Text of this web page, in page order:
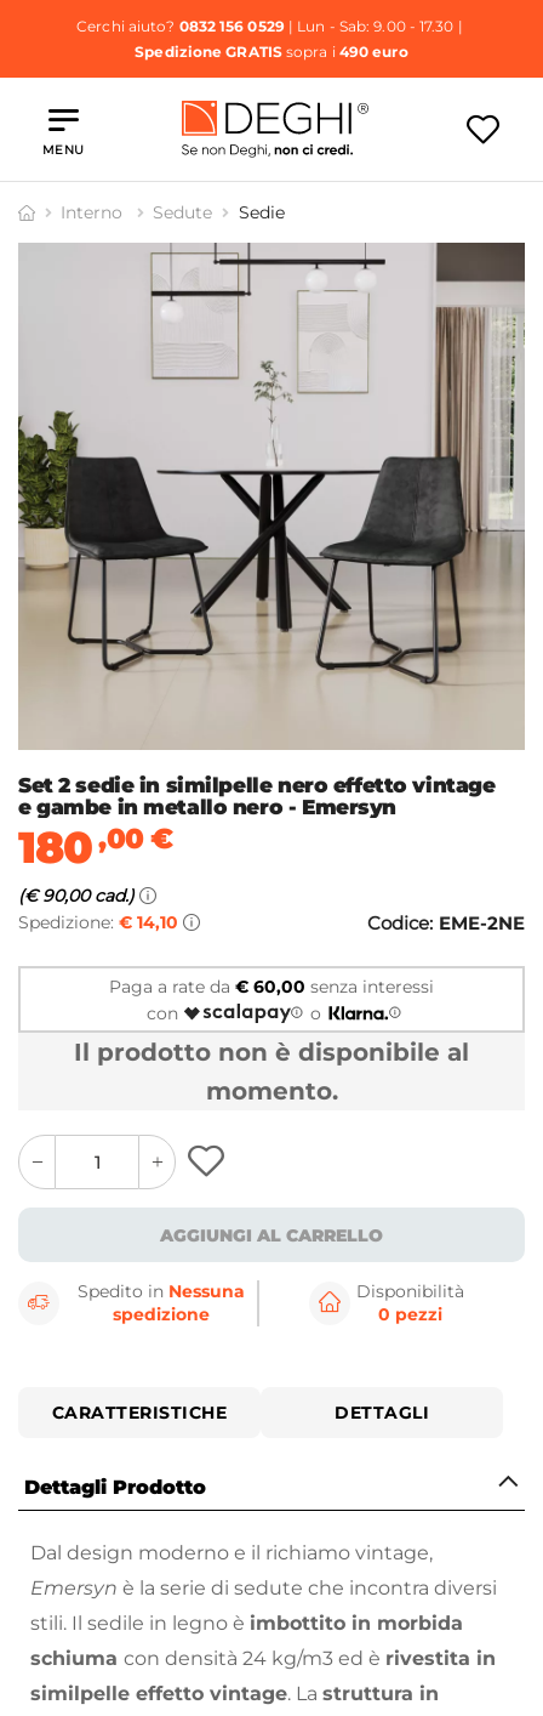
Cerchi aiuto? 0832 156 0529| Lun - Sab: 9.00 - 17.30 |
Spedizione GRATISsopra i 490 euro
MENU
Interno Sedute Sedie
Set 2 sedie in similpelle nero effetto vintage
e gambe in metallo nero - Emersyn
180,00€
(€ 90,00 cad.)
Spedizione: € 14,10 Codice: EME-2NE
Paga a rate da € 60,00 senza interessi
con
o
Il prodotto non è disponibile al
momento.
quantity
button
quantity
minus
button
AGGIUNGI AL CARRELLO
Spedito in Nessuna
spedizione
Disponibilità
0 pezzi
CARATTERISTICHE DETTAGLI
Dettagli Prodotto
Dal design moderno e il richiamo vintage,
Emersyn è la serie di sedute che incontra diversi
stili. Il sedile in legno è imbottito in morbida
schiuma con densità 24 kg/m3 ed è rivestita in
similpelle effetto vintage. La struttura in